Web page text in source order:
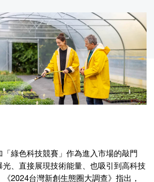
綠色科技競賽」作為進入市場的敲門
光、直接展現技術能量、也吸引到高科技
2024台灣新創生態圈大調查》指出，